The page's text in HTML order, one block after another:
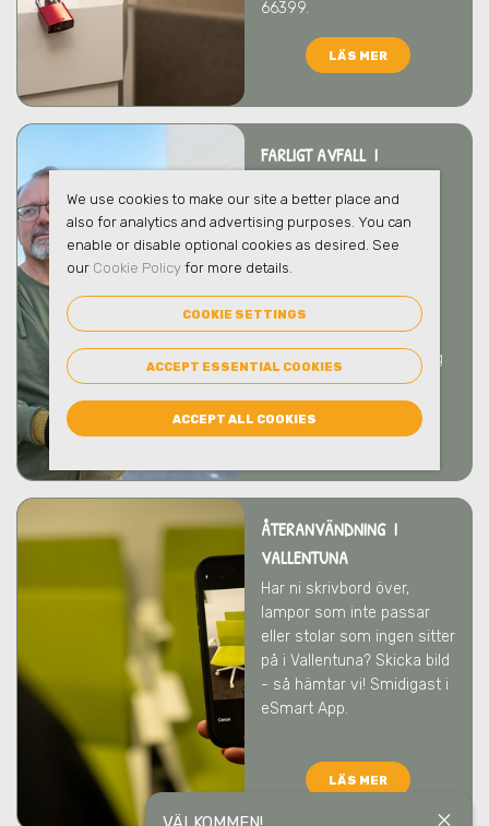
close
66399.
LÄS MER
FARLIGT AVFALL I
Vi tar hand om ert farliga
avfall på ett säkert och
ansvarsfullt sätt som
och miljö
. Vi
bistår gärna med
rådgivning kring hantering
och emballage.
ÅTERANVÄNDNING I
VALLENTUNA
Har ni skrivbord över,
lampor som inte passar
eller stolar som ingen sitter
på i Vallentuna? Skicka bild
- så hämtar vi! Smidigast i
eSmart App.
LÄS MER
We use cookies to make our site a better place and
also for analytics and advertising purposes. You can
enable or disable optional cookies as desired. See
our Cookie Policyfor more details.
COOKIE SETTINGS
ACCEPT ESSENTIAL COOKIES
ACCEPT ALL COOKIES